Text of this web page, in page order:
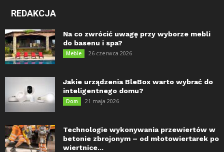
REDAKCJA
Na co zwrócić uwagę przy wyborze mebli
do basenu i spa?
Meble 26 czerwca 2026
Jakie urządzenia BleBox warto wybrać do
inteligentnego domu?
Dom 21 maja 2026
Technologie wykonywania przewiertów w
betonie zbrojonym – od młotowiertarek po
wiertnice...